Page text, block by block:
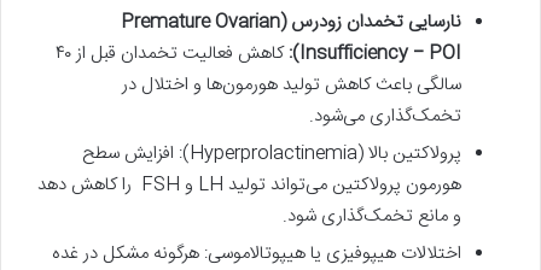
نارسایی تخمدان زودرس(
Premature Ovarian
Insufficiency – POI
):
کاهش فعالیت تخمدان قبل از ۴۰
سالگی باعث کاهش تولید هورمون‌ها و اختلال در
تخمک‌گذاری می‌شود.
پرولاکتین بالا (Hyperprolactinemia): افزایش سطح
هورمون پرولاکتین می‌تواند تولید LH و FSH را کاهش دهد
و مانع تخمک‌گذاری شود.
اختلالات هیپوفیزی یا هیپوتالاموسی: هرگونه مشکل در غده